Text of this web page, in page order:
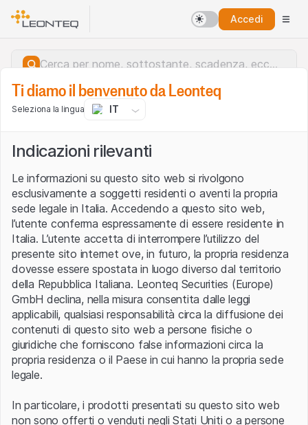
Accedi
Errore del server.
Ti diamo il benvenuto da Leonteq
Seleziona la lingua IT
Indicazioni rilevanti
Le informazioni su questo sito web si rivolgono
esclusivamente a soggetti residenti o aventi la propria
sede legale in Italia. Accedendo a questo sito web,
l’utente conferma espressamente di essere residente in
Italia. L’utente accetta di interrompere l’utilizzo del
presente sito internet ove, in futuro, la propria residenza
dovesse essere spostata in luogo diverso dal territorio
della Repubblica Italiana. Leonteq Securities (Europe)
GmbH declina, nella misura consentita dalle leggi
applicabili, qualsiasi responsabilità circa la diffusione dei
contenuti di questo sito web a persone fisiche o
giuridiche che forniscono false informazioni circa la
propria residenza o il Paese in cui hanno la propria sede
legale.
In particolare, i prodotti presentati su questo sito web
non sono offerti o venduti negli Stati Uniti o a persone